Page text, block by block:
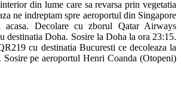
din lume care sa revarsa prin vegetatia
ne indreptam spre aeroportul din Singapore
acasa. Decolare cu zborul Qatar Airways
destinatia Doha. Sosire la Doha la ora 23:15.
cu destinatia Bucuresti ce decoleaza la
pe aeroportul Henri Coanda (Otopeni)